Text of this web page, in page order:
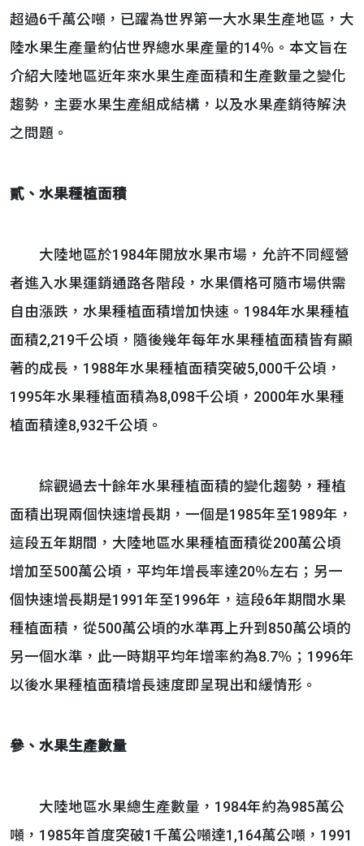
超過6千萬公噸，已躍為世界第一大水果生產地區，大
陸水果生產量約佔世界總水果產量的14％。本文旨在
介紹大陸地區近年來水果生產面積和生產數量之變化
趨勢，主要水果生產組成結構，以及水果產銷待解決
之問題。
貳、水果種植面積
大陸地區於1984年開放水果市場，允許不同經營
者進入水果運銷通路各階段，水果價格可隨市場供需
自由漲跌，水果種植面積增加快速。1984年水果種植
面積2,219千公頃，隨後幾年每年水果種植面積皆有顯
著的成長，1988年水果種植面積突破5,000千公頃，
1995年水果種植面積為8,098千公頃，2000年水果種
植面積達8,932千公頃。
綜觀過去十餘年水果種植面積的變化趨勢，種植
面積出現兩個快速增長期，一個是1985年至1989年，
這段五年期間，大陸地區水果種植面積從200萬公頃
增加至500萬公頃，平均年增長率達20％左右；另一
個快速增長期是1991年至1996年，這段6年期間水果
種植面積，從500萬公頃的水準再上升到850萬公頃的
另一個水準，此一時期平均年增率約為8.7％；1996年
以後水果種植面積增長速度即呈現出和緩情形。
參、水果生產數量
大陸地區水果總生產數量，1984年約為985萬公
噸，1985年首度突破1千萬公噸達1,164萬公噸，1991